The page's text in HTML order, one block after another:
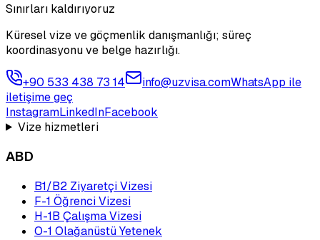
Sınırları kaldırıyoruz
Küresel vize ve göçmenlik danışmanlığı; süreç
koordinasyonu ve belge hazırlığı.
+90 533 438 73 14 info@uzvisa.comWhatsApp ile
iletişime geç
InstagramLinkedInFacebook
Vize hizmetleri
ABD
B1/B2 Ziyaretçi Vizesi
F-1 Öğrenci Vizesi
H-1B Çalışma Vizesi
O-1 Olağanüstü Yetenek